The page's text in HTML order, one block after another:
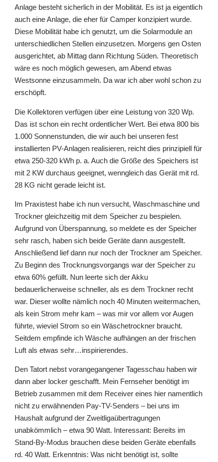
Anlage besteht sicherlich in der Mobilität. Es ist ja eigentlich
auch eine Anlage, die eher für Camper konzipiert wurde.
Diese Mobilität habe ich genutzt, um die Solarmodule an
unterschiedlichen Stellen einzusetzen. Morgens gen Osten
ausgerichtet, ab Mittag dann Richtung Süden. Theoretisch
wäre es noch möglich gewesen, am Abend etwas
Westsonne einzusammeln. Da war ich aber wohl schon zu
erschöpft.
Die Kollektoren verfügen über eine Leistung von 320 Wp.
Das ist schon ein recht ordentlicher Wert. Bei etwa 800 bis
1.000 Sonnenstunden, die wir auch bei unseren fest
installierten PV-Anlagen realisieren, reicht dies prinzipiell für
etwa 250-320 kWh p. a. Auch die Größe des Speichers ist
mit 2 KW durchaus geeignet, wenngleich das Gerät mit rd.
28 KG nicht gerade leicht ist.
Im Praxistest habe ich nun versucht, Waschmaschine und
Trockner gleichzeitig mit dem Speicher zu bespielen.
Aufgrund von Überspannung, so meldete es der Speicher
sehr rasch, haben sich beide Geräte dann ausgestellt.
Anschließend lief dann nur noch der Trockner am Speicher.
Zu Beginn des Trocknungsvorgangs war der Speicher zu
etwa 60% gefüllt. Nun leerte sich der Akku
bedauerlicherweise schneller, als es dem Trockner recht
war. Dieser wollte nämlich noch 40 Minuten weitermachen,
als kein Strom mehr kam – was mir vor allem vor Augen
führte, wieviel Strom so ein Wäschetrockner braucht.
Seitdem empfinde ich Wäsche aufhängen an der frischen
Luft als etwas sehr…inspirierendes.
Den Tatort nebst vorangegangener Tagesschau haben wir
dann aber locker geschafft. Mein Fernseher benötigt im
Betrieb zusammen mit dem Receiver eines hier namentlich
nicht zu erwähnenden Pay-TV-Senders – bei uns im
Haushalt aufgrund der Zweitligaübertragungen
unabkömmlich – etwa 90 Watt. Interessant: Bereits im
Stand-By-Modus brauchen diese beiden Geräte ebenfalls
rd. 40 Watt. Erkenntnis: Was nicht benötigt ist, sollte